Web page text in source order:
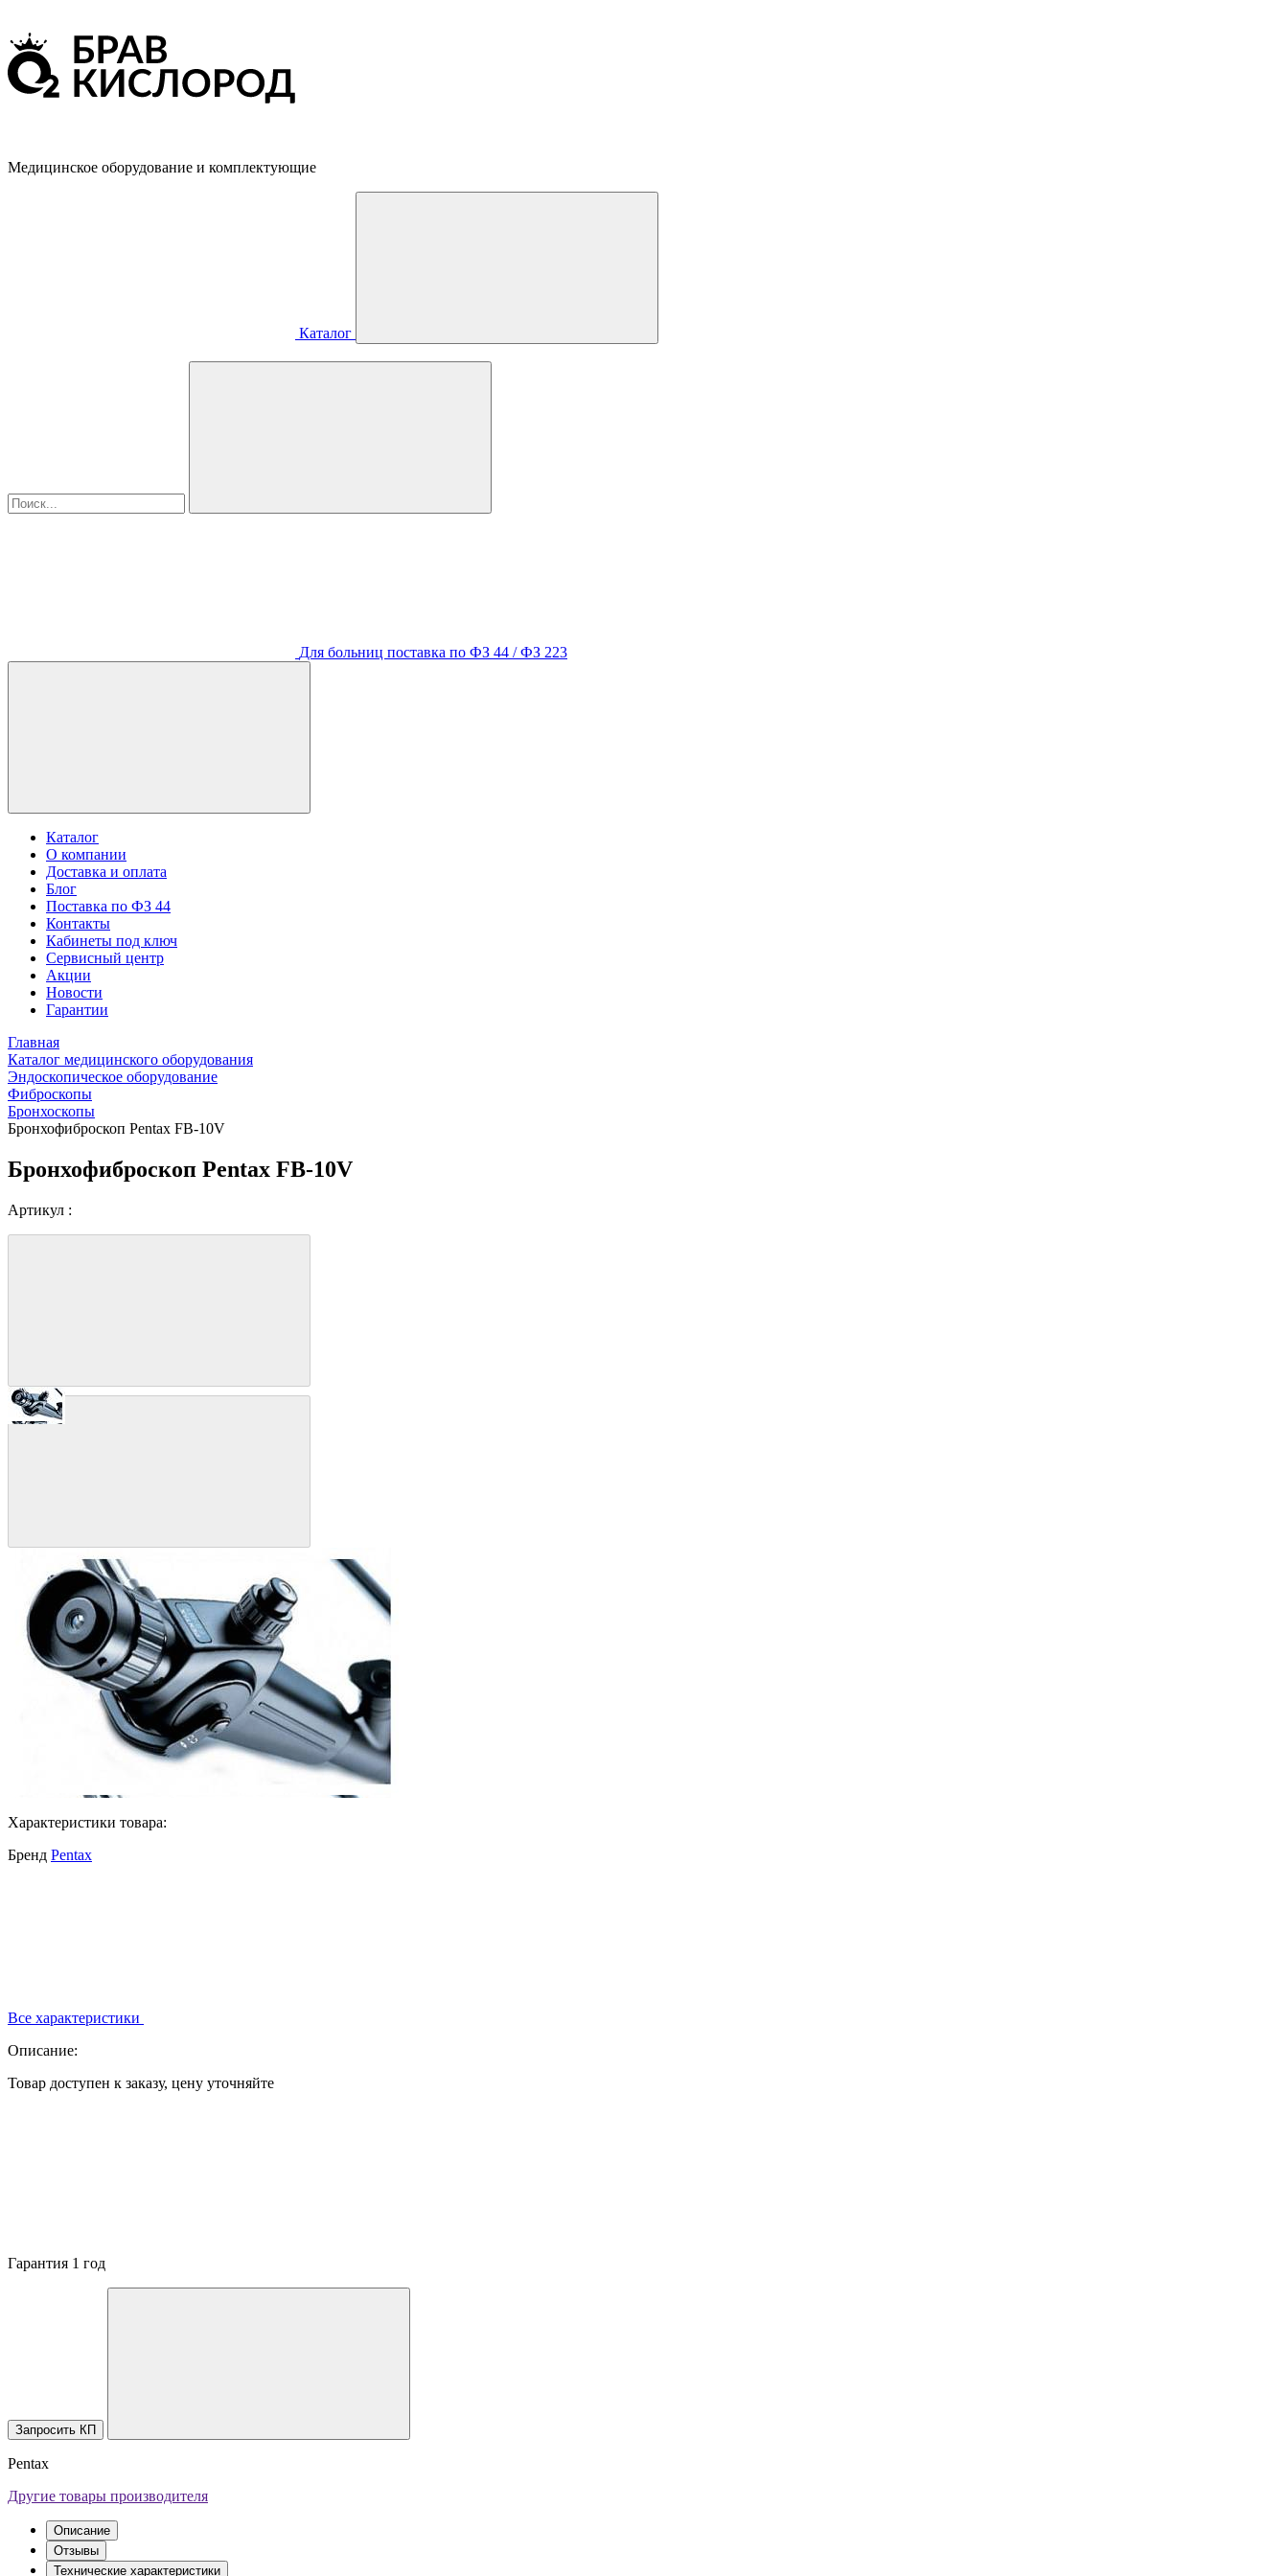
Медицинское оборудование и комплектующие
Каталог
Для больниц поставка по ФЗ 44 / ФЗ 223
Каталог
О компании
Доставка и оплата
Блог
Поставка по ФЗ 44
Контакты
Кабинеты под ключ
Сервисный центр
Акции
Новости
Гарантии
Главная
Каталог медицинского оборудования
Эндоскопическое оборудование
Фиброскопы
Бронхоскопы
Бронхофиброскоп Pentax FB-10V
Бронхофиброскоп Pentax FB-10V
Артикул :
Характеристики товара:
Бренд Pentax
Все характеристики
Описание:
Товар доступен к заказу, цену уточняйте
Гарантия 1 год
Запросить КП
Pentax
Другие товары производителя
Описание
Отзывы
Технические характеристики